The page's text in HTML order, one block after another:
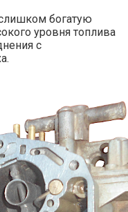
богатую
уровня топлива
с